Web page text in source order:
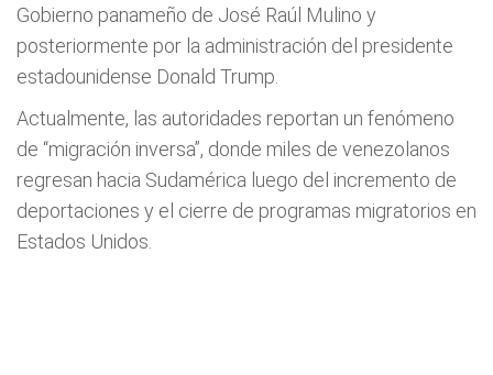
Gobierno panameño de José Raúl Mulino y
posteriormente por la administración del presidente
estadounidense Donald Trump.
Actualmente, las autoridades reportan un fenómeno
de “migración inversa”, donde miles de venezolanos
regresan hacia Sudamérica luego del incremento de
deportaciones y el cierre de programas migratorios en
Estados Unidos.